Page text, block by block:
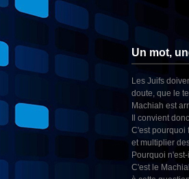
Un mot,
Les Juifs
doute, que le
Machiah est
Il convient
C'est pourquoi
et multiplier
Pourquoi
C'est le